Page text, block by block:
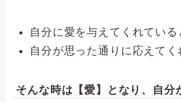
自分に愛を与えてくれてい
自分が思った通りに応えてく
そんな時は【愛】となり、自分